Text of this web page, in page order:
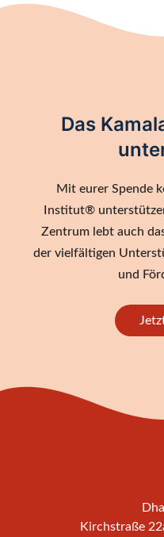
Das
Mit eurer Spende
Institut®
Zentrum lebt auch
der vielfältigen
und
Kirchstraße